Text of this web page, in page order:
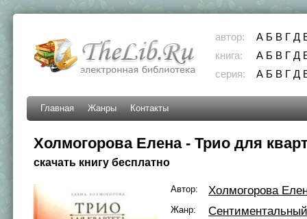
автор: А Б В Г Д
книга:
А Б В Г Д
серия:
А Б В Г Д
Главная Жанры Контакты
Холмогорова Елена - Трио для
скачать книгу бесплатно
Автор: Холмогорова
Жанр: